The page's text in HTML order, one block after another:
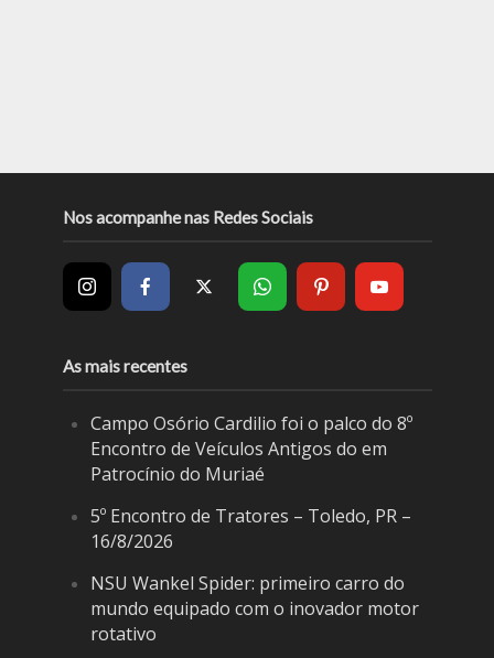
Nos acompanhe nas Redes Sociais
As mais recentes
Campo Osório Cardilio foi o palco do 8º
Encontro de Veículos Antigos do em
Patrocínio do Muriaé
5º Encontro de Tratores – Toledo, PR –
16/8/2026
NSU Wankel Spider: primeiro carro do
mundo equipado com o inovador motor
rotativo